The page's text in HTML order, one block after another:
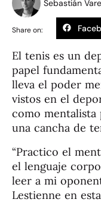
Sebastián
Share on:
El tenis es un
papel
lleva el poder
vistos en el
como mentalista
una cancha de
“Practico el
el lenguaje
leer a mi
Lestienne en